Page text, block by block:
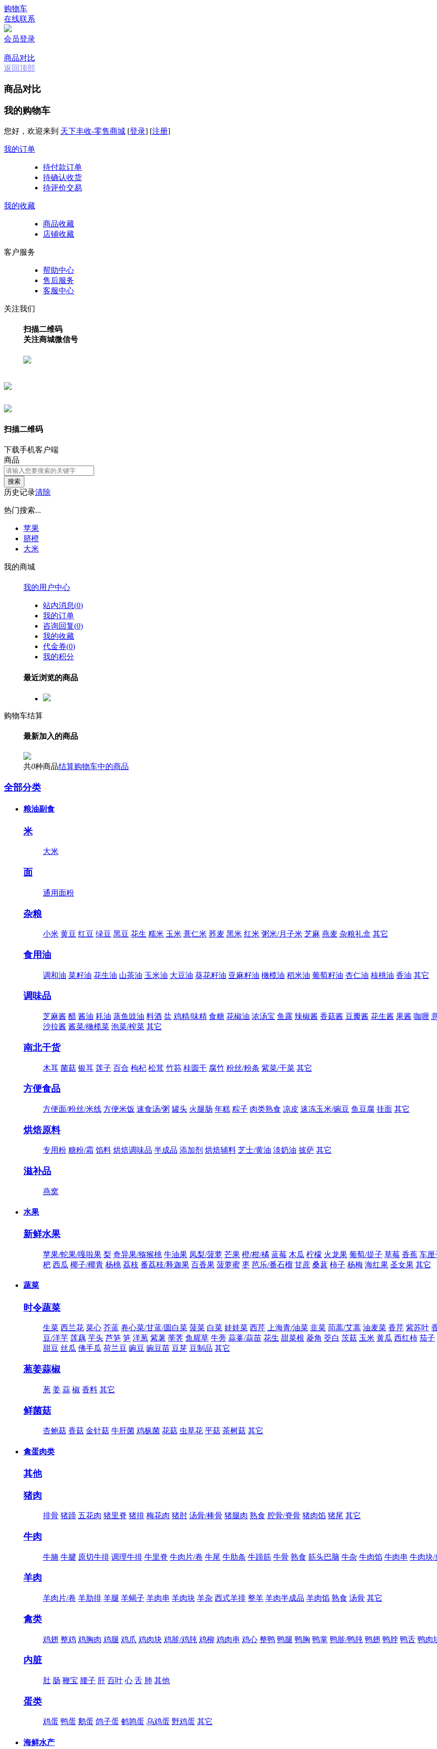
购物车
在线联系
会员登录
商品对比
返回顶部
商品对比
我的购物车
您好，欢迎来到 天下丰收-零售商城 [登录] [注册]
我的订单
待付款订单
待确认收货
待评价交易
我的收藏
商品收藏
店铺收藏
客户服务
帮助中心
售后服务
客服中心
关注我们
扫描二维码
关注商城微信号
扫描二维码
下载手机客户端
商品
搜索
历史记录清除
热门搜索...
苹果
脐橙
大米
我的商城
我的用户中心
站内消息(0)
我的订单
咨询回复(0)
我的收藏
代金券(0)
我的积分
最近浏览的商品
购物车结算
最新加入的商品
共0种商品结算购物车中的商品
全部分类
粮油副食
米
大米
面
通用面粉
杂粮
小米 黄豆 红豆 绿豆 黑豆 花生 糯米 玉米 薏仁米 荞麦 黑米 红米 粥米/月子米 芝麻 燕麦 杂粮礼盒 其它
食用油
调和油 菜籽油 花生油 山茶油 玉米油 大豆油 葵花籽油 亚麻籽油 橄榄油 稻米油 葡萄籽油 杏仁油 核桃油 香油 其它
调味品
芝麻酱 醋 酱油 耗油 蒸鱼豉油 料酒 盐 鸡精/味精 食糖 花椒油 浓汤宝 鱼露 辣椒酱 香菇酱 豆瓣酱 花生酱 果酱 咖喱
沙拉酱 酱菜/橄榄菜 泡菜/榨菜 其它
南北干货
木耳 菌菇 银耳 莲子 百合 枸杞 松茸 竹荪 桂圆干 腐竹 粉丝/粉条 紫菜/干菜 其它
方便食品
方便面/粉丝/米线 方便米饭 速食汤/粥 罐头 火腿肠 年糕 粽子 肉类熟食 凉皮 速冻玉米/豌豆 鱼豆腐 挂面 其它
烘焙原料
专用粉 糖粉/霜 馅料 烘焙调味品 半成品 添加剂 烘焙辅料 芝士/黄油 淡奶油 披萨 其它
滋补品
燕窝
水果
新鲜水果
苹果/蛇果/嘎啦果 梨 奇异果/猕猴桃 牛油果 凤梨/菠萝 芒果 橙/柑/橘 蓝莓 木瓜 柠檬 火龙果 葡萄/提子 草莓 香蕉 车厘
杷 西瓜 椰子/椰青 杨桃 荔枝 番荔枝/释迦果 百香果 菠萝蜜 枣 芭乐/番石榴 甘蔗 桑葚 柿子 杨梅 海红果 圣女果 其它
蔬菜
时令蔬菜
生菜 西兰花 菜心 芥蓝 卷心菜/甘蓝/圆白菜 菠菜 白菜 娃娃菜 西芹 上海青/油菜 韭菜 茼蒿/艾蒿 油麦菜 香芹 紫苏叶
豆/洋芋 莲藕 芋头 芦笋 笋 洋葱 紫薯 荸荠 鱼腥草 牛蒡 蒜薹/蒜苗 花生 甜菜根 菱角 茭白 茨菇 玉米 黄瓜 西红柿 茄子
甜豆 丝瓜 佛手瓜 荷兰豆 豌豆 豌豆苗 豆芽 豆制品 其它
葱姜蒜椒
葱 姜 蒜 椒 香料 其它
鲜菌菇
杏鲍菇 香菇 金针菇 牛肝菌 鸡枞菌 花菇 虫草花 平菇 茶树菇 其它
禽蛋肉类
其他
猪肉
排骨 猪蹄 五花肉 猪里脊 猪排 梅花肉 猪肘 汤骨/棒骨 猪腿肉 熟食 腔骨/脊骨 猪肉馅 猪尾 其它
牛肉
牛腩 牛腱 原切牛排 调理牛排 牛里脊 牛肉片/卷 牛尾 牛肋条 牛蹄筋 牛骨 熟食 筋头巴脑 牛杂 牛肉馅 牛肉串 牛肉块/
羊肉
羊肉片/卷 羊肋排 羊腿 羊蝎子 羊肉串 羊肉块 羊杂 西式羊排 整羊 羊肉半成品 羊肉馅 熟食 汤骨 其它
禽类
鸡翅 整鸡 鸡胸肉 鸡腿 鸡爪 鸡肉块 鸡胗/鸡肫 鸡柳 鸡肉串 鸡心 整鸭 鸭腿 鸭胸 鸭掌 鸭胗/鸭肫 鸭翅 鸭脖 鸭舌 鸭肉
内脏
肚 肠 鞭宝 腰子 肝 百叶 心 舌 肺 其他
蛋类
鸡蛋 鸭蛋 鹅蛋 鸽子蛋 鹌鹑蛋 乌鸡蛋 野鸡蛋 其它
海鲜水产